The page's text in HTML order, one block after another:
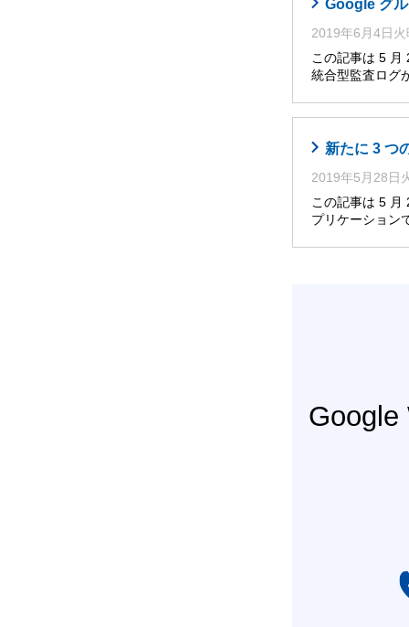
Google グ
2019年6月4日火
この記事は 5 月
統合型監査ログ
新たに 3 つ
2019年5月28日
この記事は 5 月
プリケーション
Google